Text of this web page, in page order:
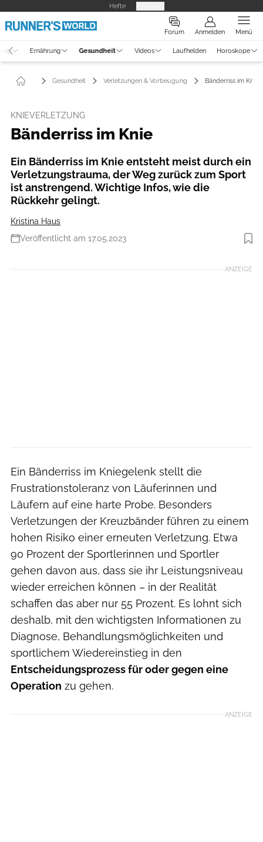
Hefte
Forum Anmelden Menü
Ernährung Gesundheit Videos Laufhelden Horoskope
Gesundheit Verletzungen & Vorbeugung Bänderriss im Knie
KNIEVERLETZUNG
Bänderriss im Knie
Ein Bänderriss im Knie entsteht meist durch ein
Verletzungstrauma, der Weg zurück zum Sport
ist anstrengend. Wichtige Infos, wie die
Rückkehr gelingt.
Kristina Haus
Veröffentlicht am 17.05.2023
Foto: iStockphoto
ANZEIGE
Ein Bänderriss im Kniegelenk stellt die
Frustrationstoleranz von Läuferinnen und
Läufern auf eine harte Probe. Besonders
Verletzungen der Kreuzbänder führen zu einem
hohen Risiko einer erneuten Verletzung. Etwa
90 Prozent der Sportlerinnen und Sportler
gehen davon aus, dass sie ihr Leistungsniveau
wieder erreichen können – in der Realität
schaffen das aber nur 55 Prozent. Es lohnt sich
deshalb, mit den wichtigsten Informationen zu
Diagnose, Behandlungsmöglichkeiten und
sportlichem Wiedereinstieg in den
Entscheidungsprozess für oder gegen eine
Operation zu gehen.
ANZEIGE